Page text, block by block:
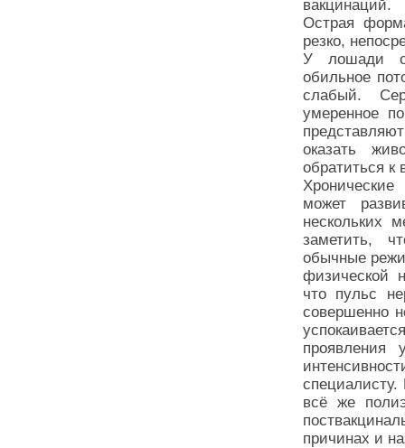
вакцинаций.
Острая
резко,
У лошади
обильное
слабый.
умеренное
оказать
обратиться к
может
нескольких
заметить,
обычные
физической
что пульс
совершенно
проявления
специалисту.
всё же
причинах и